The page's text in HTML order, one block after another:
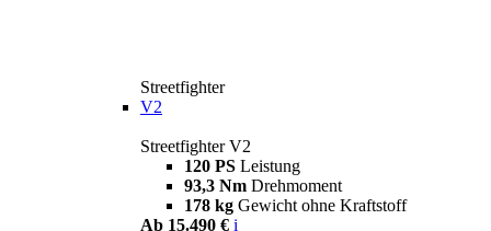
Streetfighter
V2
Streetfighter V2
120 PS Leistung
93,3 Nm Drehmoment
178 kg Gewicht ohne Kraftstoff
Ab 15.490 € i